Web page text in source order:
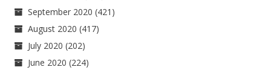
September 2020 (421)
August 2020 (417)
July 2020 (202)
June 2020 (224)